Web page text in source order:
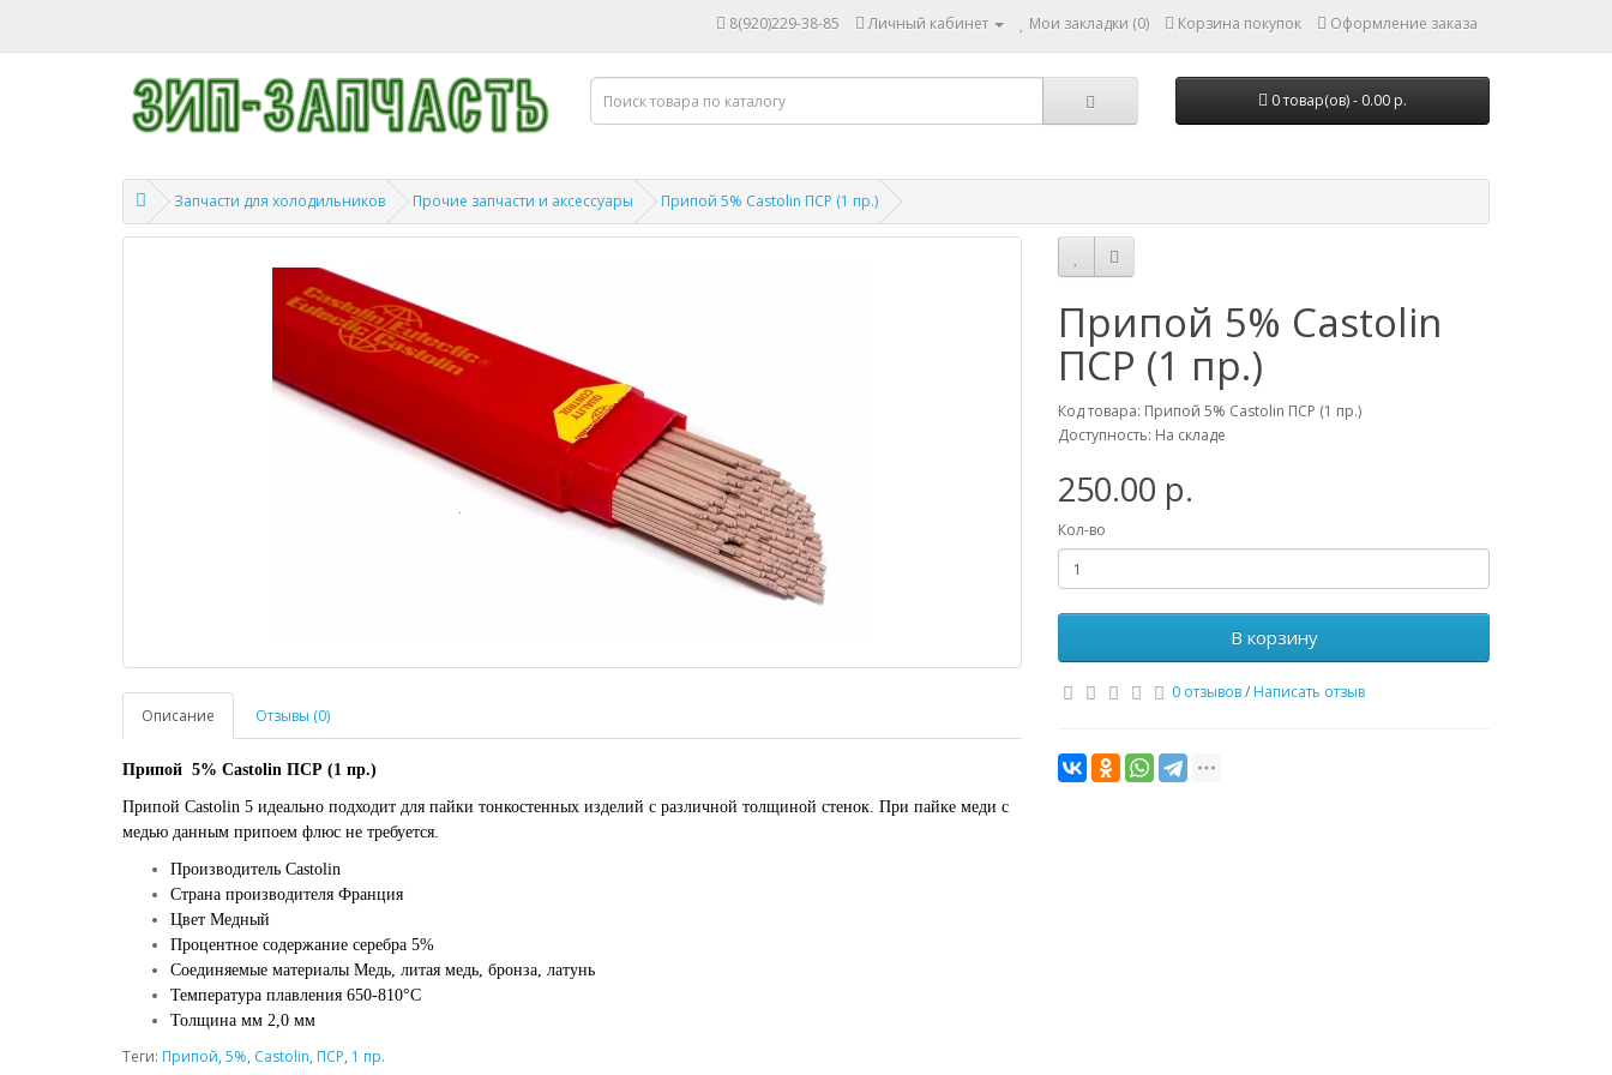
8(920)229-38-85 Личный кабинет Мои закладки (0) Корзина покупок Оформление заказа
0 товар(ов) - 0.00 р.
Запчасти для холодильников Прочие запчасти и аксессуары Припой 5% Castolin ПСР (1 пр.)
Описание Отзывы (0)
Припой 5% Castolin ПСР (1 пр.)
Припой Castolin 5 идеально подходит для пайки тонкостенных изделий с различной толщиной стенок. При пайке меди с
медью данным припоем флюс не требуется.
Производитель Castolin
Страна производителя Франция
Цвет Медный
Процентное содержание серебра 5%
Соединяемые материалы Медь, литая медь, бронза, латунь
Температура плавления 650-810°C
Толщина мм 2,0 мм
Припой 5% Castolin
ПСР (1 пр.)
Код товара: Припой 5% Castolin ПСР (1 пр.)
Доступность: На складе
250.00 р.
Кол-во
В корзину
0 отзывов/ Написать отзыв
Теги: Припой, 5%, Castolin, ПСР, 1 пр.